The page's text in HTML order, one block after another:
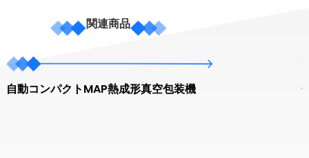
関連商品
自動コンパクトMAP熱成形真空包装機